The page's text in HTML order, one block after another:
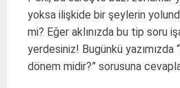
yoksa ilişkide bir şeylerin
mi? Eğer aklınızda bu tip soru
yerdesiniz! Bugünkü yazımızda
dönem midir?” sorusuna